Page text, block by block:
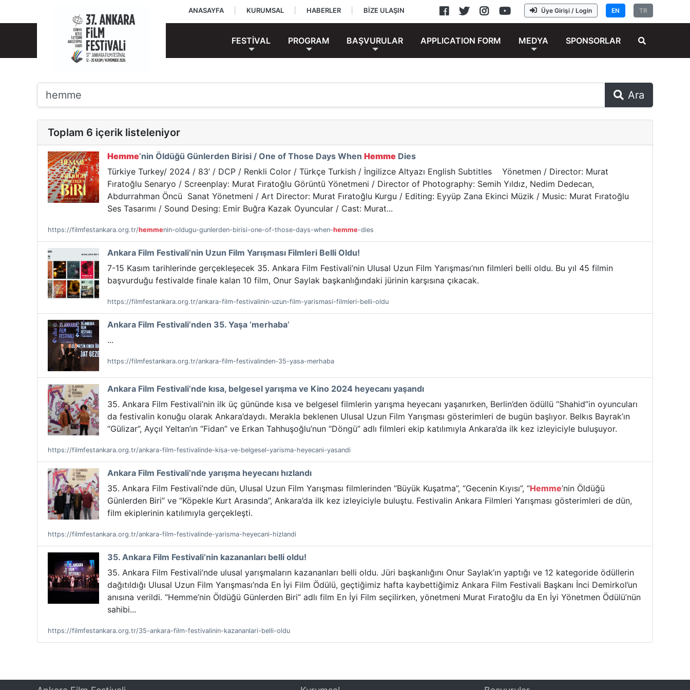
TR
EN
Üye Girişi / Login
ANASAYFA KURUMSAL HABERLER BİZE ULAŞIN
FESTİVAL PROGRAM BAŞVURULAR APPLICATION FORM MEDYA SPONSORLAR
Ara
Toplam 6 içerik listeleniyor
Hemme’nin Öldüğü Günlerden Birisi / One of Those Days When Hemme Dies
Türkiye Turkey/ 2024 / 83’ / DCP / Renkli Color / Türkçe Turkish / İngilizce Altyazı English Subtitles Yönetmen / Director: Murat
Fıratoğlu Senaryo / Screenplay: Murat Fıratoğlu Görüntü Yönetmeni / Director of Photography: Semih Yıldız, Nedim Dedecan,
Abdurrahman Öncü Sanat Yönetmeni / Art Director: Murat Fıratoğlu Kurgu / Editing: Eyyüp Zana Ekinci Müzik / Music: Murat Fıratoğlu
Ses Tasarımı / Sound Desing: Emir Buğra Kazak Oyuncular / Cast: Murat...
https://filmfestankara.org.tr/hemmenin-oldugu-gunlerden-birisi-one-of-those-days-when-hemme-dies
Ankara Film Festivali’nin Uzun Film Yarışması Filmleri Belli Oldu!
7-15 Kasım tarihlerinde gerçekleşecek 35. Ankara Film Festivali’nin Ulusal Uzun Film Yarışması’nın filmleri belli oldu. Bu yıl 45 filmin
başvurduğu festivalde finale kalan 10 film, Onur Saylak başkanlığındaki jürinin karşısına çıkacak.
https://filmfestankara.org.tr/ankara-film-festivalinin-uzun-film-yarismasi-filmleri-belli-oldu
Ankara Film Festivali’nden 35. Yaşa ‘merhaba’
...
https://filmfestankara.org.tr/ankara-film-festivalinden-35-yasa-merhaba
Ankara Film Festivali’nde kısa, belgesel yarışma ve Kino 2024 heyecanı yaşandı
35. Ankara Film Festivali’nin ilk üç gününde kısa ve belgesel filmlerin yarışma heyecanı yaşanırken, Berlin’den ödüllü “Shahid”in oyuncuları
da festivalin konuğu olarak Ankara’daydı. Merakla beklenen Ulusal Uzun Film Yarışması gösterimleri de bugün başlıyor. Belkıs Bayrak’ın
“Gülizar”, Ayçıl Yeltan’ın “Fidan” ve Erkan Tahhuşoğlu’nun “Döngü” adlı filmleri ekip katılımıyla Ankara’da ilk kez izleyiciyle buluşuyor.
https://filmfestankara.org.tr/ankara-film-festivalinde-kisa-ve-belgesel-yarisma-heyecani-yasandi
Ankara Film Festivali’nde yarışma heyecanı hızlandı
35. Ankara Film Festivali’nde dün, Ulusal Uzun Film Yarışması filmlerinden “Büyük Kuşatma”, “Gecenin Kıyısı”, “Hemme’nin Öldüğü
Günlerden Biri” ve “Köpekle Kurt Arasında”, Ankara’da ilk kez izleyiciyle buluştu. Festivalin Ankara Filmleri Yarışması gösterimleri de dün,
film ekiplerinin katılımıyla gerçekleşti.
https://filmfestankara.org.tr/ankara-film-festivalinde-yarisma-heyecani-hizlandi
35. Ankara Film Festivali’nin kazananları belli oldu!
35. Ankara Film Festivali’nde ulusal yarışmaların kazananları belli oldu. Jüri başkanlığını Onur Saylak’ın yaptığı ve 12 kategoride ödüllerin
dağıtıldığı Ulusal Uzun Film Yarışması’nda En İyi Film Ödülü, geçtiğimiz hafta kaybettiğimiz Ankara Film Festivali Başkanı İnci Demirkol’un
anısına verildi. “Hemme’nin Öldüğü Günlerden Biri” adlı film En İyi Film seçilirken, yönetmeni Murat Fıratoğlu da En İyi Yönetmen Ödülü’nün
sahibi...
https://filmfestankara.org.tr/35-ankara-film-festivalinin-kazananlari-belli-oldu